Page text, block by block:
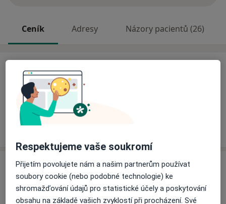
Ceník Adresy Názory pacientů (26)
Ceník
Informace o službách a cenách nejsou k dispozici
Tento specialista ještě nepřidával žádné informace o
svých službách.
Adresa
Odborný lékař ortopedie
Pavlovova 29, Ostrava70030
Respektujeme vaše soukromí
Přijetím povolujete nám a našim partnerům používat
soubory cookie (nebo podobné technologie) ke
shromažďování údajů pro statistické účely a poskytování
obsahu na základě vašich zvyklostí při procházení. Své